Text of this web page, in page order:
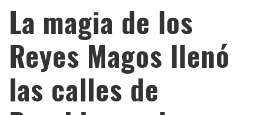
La magia de los
Reyes Magos llenó
las calles de